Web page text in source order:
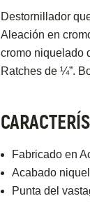
Destornillador
Aleación en
cromo niquelado
Ratches de ¼”.
Fabricado en
Acabado
Punta del